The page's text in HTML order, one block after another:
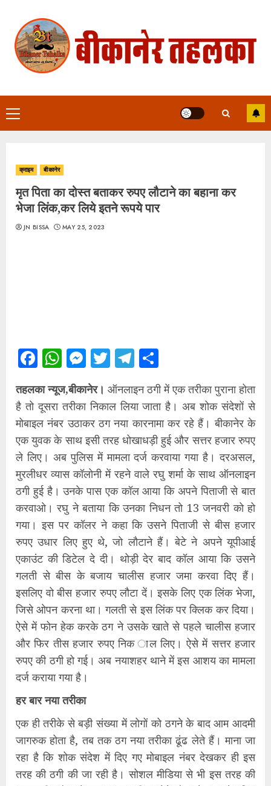
content
Primary
Menu
क्राइम बीकानेर
मृत पिता का दोस्त बताकर रुपए लौटाने का बहाना कर
भेजा लिंक,कर लिये इतने रूपये पार
JN BISSA MAY 25, 2023
Facebook
WhatsApp
Messenger
TwitterTelegram
तहलका न्यूज,बीकानेर। ऑनलाइन ठगी में एक तरीका पुराना होता
है तो दूसरा तरीका निकाल लिया जाता है। अब शोक संदेशों से
मोबाइल नंबर उठाकर ठग नया कारनामा कर रहे हैं। बीकानेर के
एक युवक के साथ इसी तरह धोखाधड़ी हुई और सत्तर हजार रुपए
ले लिए। अब पुलिस में मामला दर्ज करवाया गया है। दरअसल,
मुरलीधर व्यास कॉलोनी में रहने वाले रघु शर्मा के साथ ऑनलाइन
ठगी हुई है। उनके पास एक कॉल आया कि अपने पिताजी से बात
करवाओ। रघु ने बताया कि उनका निधन तो 13 जनवरी को हो
गया। इस पर कॉलर ने कहा कि उसने पिताजी से बीस हजार
रुपए उधार लिए हुए थे, जो लौटाने हैं। बेटे ने अपने यूपीआई
एकाउंट की डिटेल दे दी। थोड़ी देर बाद कॉल आया कि उसने
गलती से बीस के बजाय चालीस हजार जमा करवा दिए हैं।
इसलिए वो बीस हजार रुपए लौटा दें। इसके लिए एक लिंक भेजा,
जिसे ओपन करना था। गलती से इस लिंक पर क्लिक कर दिया।
ऐसे में फोन हेक करके ठग ने उसके खाते से पहले चालीस हजार
और फिर तीस हजार रुपए निक ाल लिए। ऐसे में सत्तर हजार
रुपए की ठगी हो गई। अब नयाशहर थाने में इस आशय का मामला
दर्ज कराया गया है।
हर बार नया तरीका
एक ही तरीके से बड़ी संख्या में लोगों को ठगने के बाद आम आदमी
जागरुक होता है, तब तक ठग नया तरीका ढूंढ लेते हैं। माना जा
रहा है कि शोक संदेश में दिए गए मोबाइल नंबर देखकर ही इस
तरह की ठगी की जा रही है। सोशल मीडिया से भी इस तरह की